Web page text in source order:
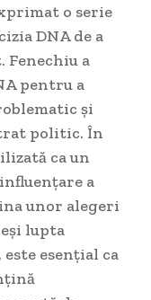
o serie
DNA de a
Fenechiu a
pentru a
și
politic. În
ca un
a
unor alegeri
lupta
esențial ca